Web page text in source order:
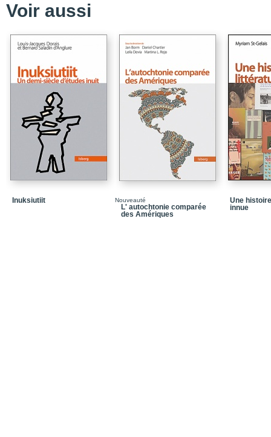
Voir aussi
Inuksiutiit Nouveauté
L' autochtonie comparée
des Amériques
Une
innue